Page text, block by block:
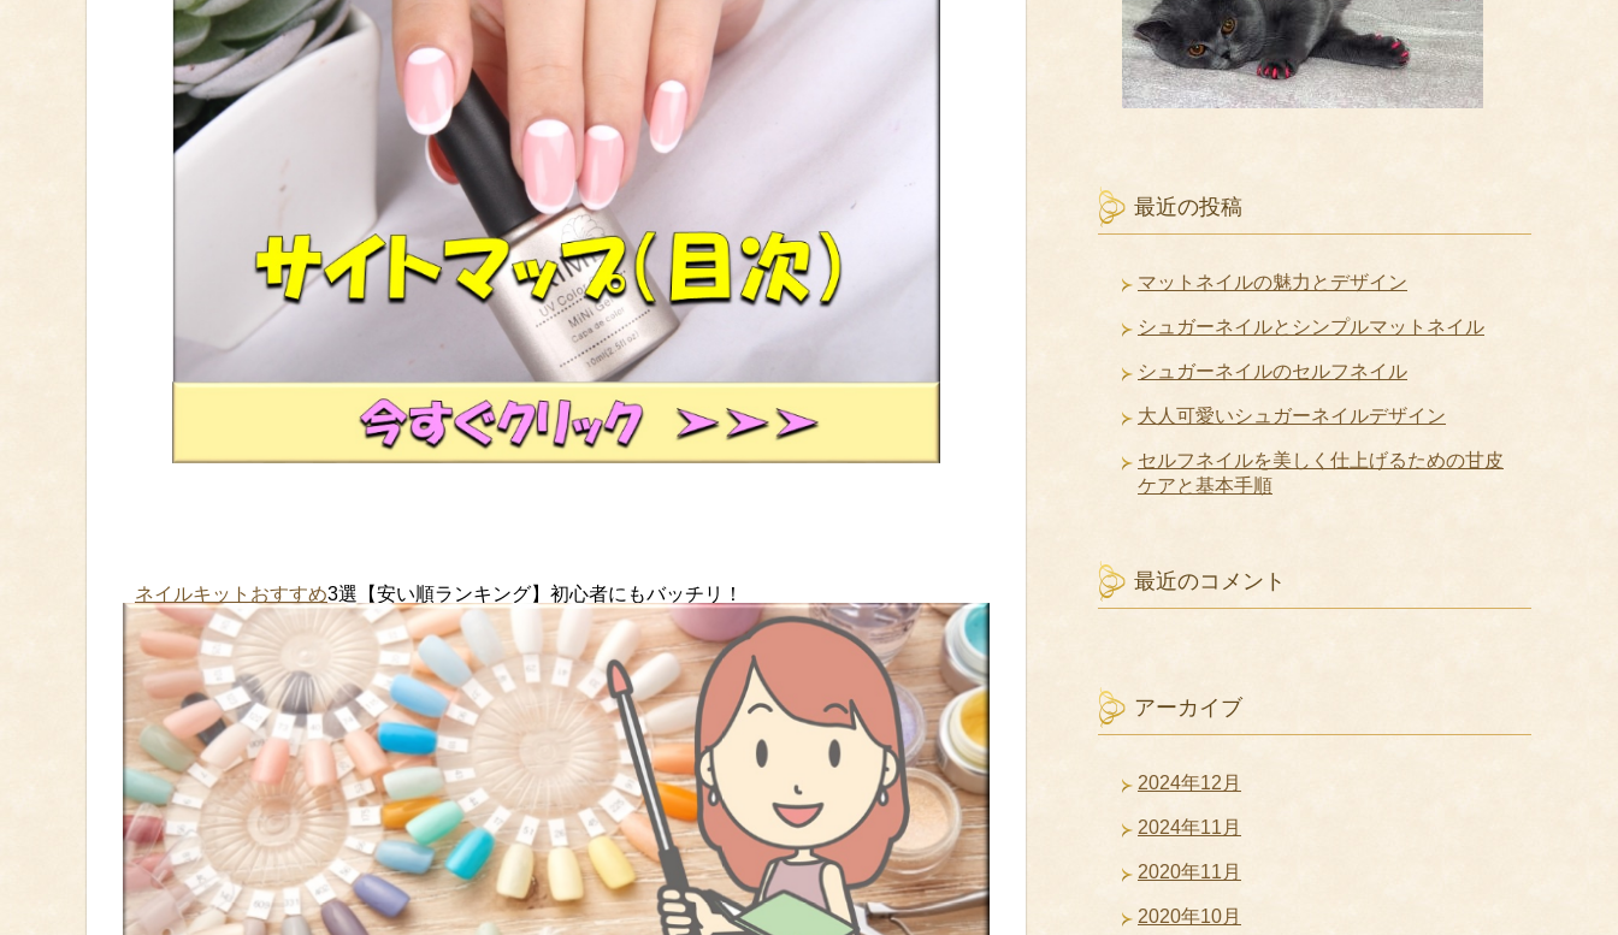
ネイルキットおすすめ3選【安い順ランキング】初心者にもバッチリ！
最近の投稿
マットネイルの魅力とデザイン
シュガーネイルとシンプルマットネイル
シュガーネイルのセルフネイル
大人可愛いシュガーネイルデザイン
セルフネイルを美しく仕上げるための甘皮
ケアと基本手順
最近のコメント
アーカイブ
2024年12月
2024年11月
2020年11月
2020年10月